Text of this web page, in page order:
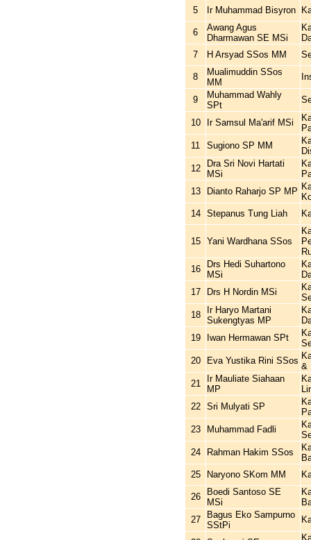
5
Ir Muhammad Bisyron
6
Awang Agus
Dharmawan SE MSi
7
H Arsyad SSos MM
8
Mualimuddin SSos
MM
9
Muhammad Wahly
SPt
10 Ir Samsul Ma'arif MSi
11
Sugiono SP MM
12
Dra Sri Novi Hartati
MSi
13
Dianto Raharjo SP MP
14
Stepanus Tung Liah
15 Yani Wardhana SSos
16
Drs Hedi Suhartono
MSi
17
Drs H Nordin MSi
18
Ir Haryo Martani
Sukengtyas MP
19
Iwan Hermawan SPt
20
Eva Yustika Rini SSos
&
21
Ir Mauliate Siahaan
MP
22
Sri Mulyati SP
23
Muhammad Fadli
24
Rahman Hakim SSos
25
Naryono SKom MM
26
Boedi Santoso SE
MSi
27
Bagus Eko Sampurno
SStPi